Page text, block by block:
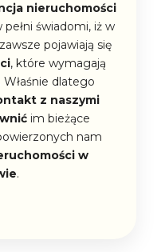
nieruchomości
świadomi, iż w
pojawiają się
, które wymagają
dlatego
z naszymi
im bieżące
nam
w
.